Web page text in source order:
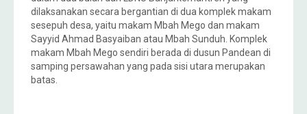
dilaksanakan secara bergantian di dua komplek makam
sesepuh desa, yaitu makam Mbah Mego dan makam
Sayyid Ahmad Basyaiban atau Mbah Sunduh. Komplek
makam Mbah Mego sendiri berada di dusun Pandean di
samping persawahan yang pada sisi utara merupakan
batas.